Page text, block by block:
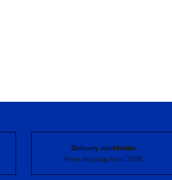
Delivery worldwide
Free shipping from 250€